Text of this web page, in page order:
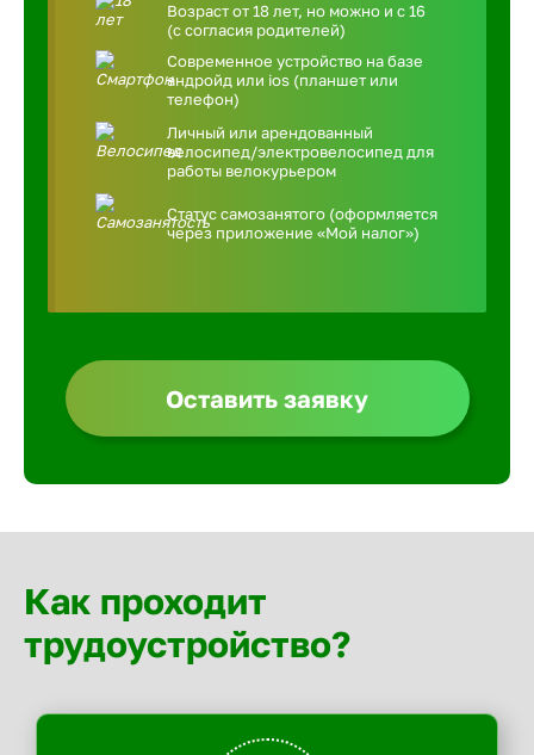
Возраст от 18 лет, но можно и с 16
(с согласия родителей)
Современное устройство на базе
андройд или ios (планшет или
телефон)
Личный или арендованный
велосипед/электровелосипед для
работы велокурьером
Статус самозанятого (оформляется
через приложение «Мой налог»)
Оставить заявку
Как проходит
трудоустройство?